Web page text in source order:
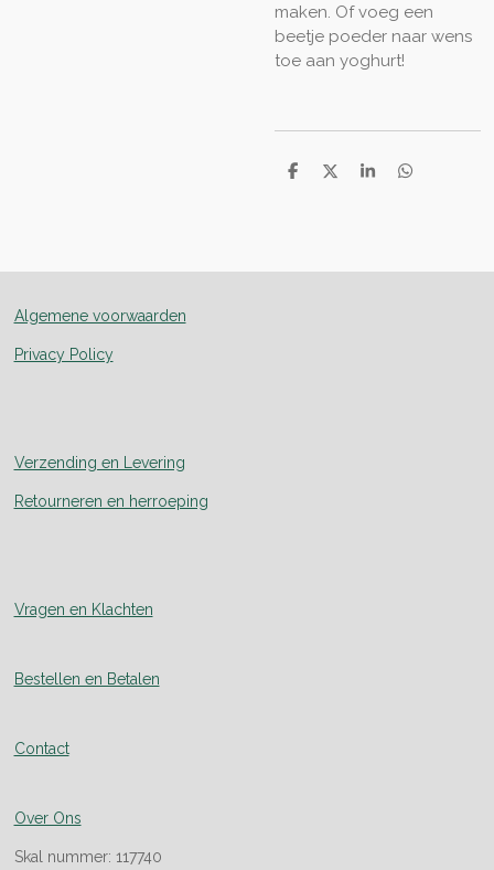
maken. Of voeg een
beetje poeder naar wens
toe aan yoghurt!
D
D
S
D
Algemene voorwaarden
Privacy Policy
Verzending en Levering
Retourneren en herroeping
Vragen en Klachten
Bestellen en Betalen
Contact
Over Ons
Skal nummer: 117740